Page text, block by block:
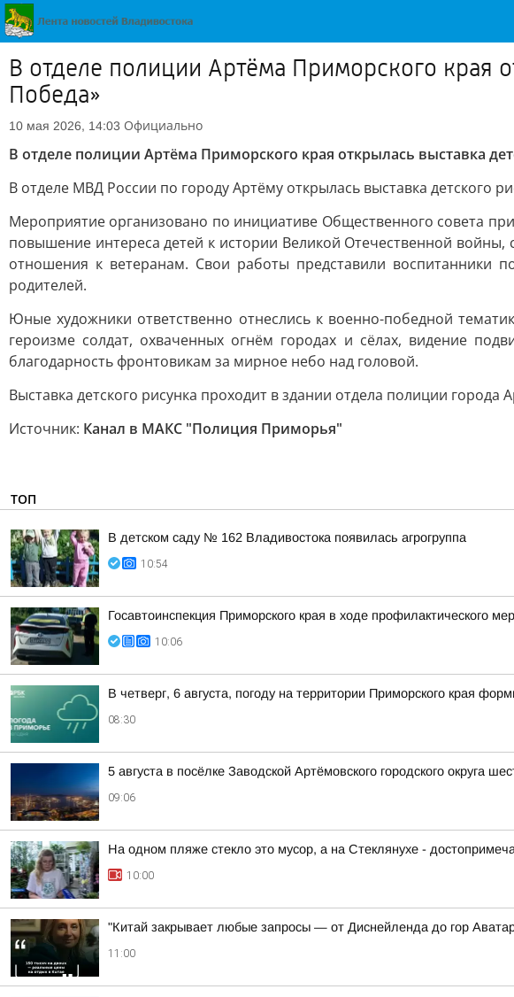
В отделе полиции Артёма Приморского края
Победа»
10 мая 2026, 14:03 Официально
В отделе полиции Артёма Приморского края открылась выставка
В отделе МВД России по городу Артёму открылась выставка детского
Мероприятие организовано по инициативе Общественного совета
повышение интереса детей к истории Великой Отечественной
отношения к ветеранам. Свои работы представили воспитанники
родителей.
Юные художники ответственно отнеслись к военно-победной
героизме солдат, охваченных огнём городах и сёлах, видение
благодарность фронтовикам за мирное небо над головой.
Выставка детского рисунка проходит в здании отдела полиции города
Источник: Канал в МАКС "Полиция Приморья"
ТОП
В детском саду № 162 Владивостока появилась агрогруппа
10:54
Госавтоинспекция Приморского края в ходе профилактического
10:06
В четверг, 6 августа, погоду на территории Приморского края
08:30
5 августа в посёлке Заводской Артёмовского городского округа
09:06
На одном пляже стекло это мусор, а на Стеклянухе -
10:00
"Китай закрывает любые запросы — от Диснейленда до гор
11:00